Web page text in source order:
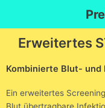
Erweitertes
Kombinierte Blut- und
Ein erweitertes